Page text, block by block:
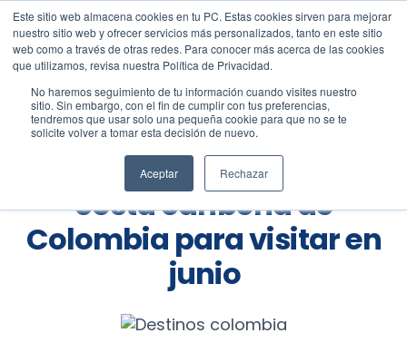
Este sitio web almacena cookies en tu PC. Estas cookies sirven para mejorar
nuestro sitio web y ofrecer servicios más personalizados, tanto en este sitio
web como a través de otras redes. Para conocer más acerca de las cookies
que utilizamos, revisa nuestra Política de Privacidad.
No haremos seguimiento de tu información cuando visites nuestro
sitio. Sin embargo, con el fin de cumplir con tus preferencias,
tendremos que usar solo una pequeña cookie para que no se te
solicite volver a tomar esta decisión de nuevo.
Aceptar Rechazar
Blog Rutas
Las mejores playas de la
costa caribeña de
Colombia para visitar en
junio